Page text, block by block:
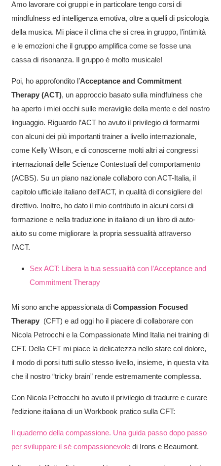
Amo lavorare coi gruppi e in particolare tengo corsi di
mindfulness ed intelligenza emotiva, oltre a quelli di psicologia
della musica. Mi piace il clima che si crea in gruppo, l’intimità
e le emozioni che il gruppo amplifica come se fosse una
cassa di risonanza. Il gruppo è molto musicale!
Poi, ho approfondito l’Acceptance and Commitment
Therapy (ACT), un approccio basato sulla mindfulness che
ha aperto i miei occhi sulle meraviglie della mente e del nostro
linguaggio. Riguardo l’ACT ho avuto il privilegio di formarmi
con alcuni dei più importanti trainer a livello internazionale,
come Kelly Wilson, e di conoscerne molti altri ai congressi
internazionali delle Scienze Contestuali del comportamento
(ACBS). Su un piano nazionale collaboro con ACT-Italia, il
capitolo ufficiale italiano dell’ACT, in qualità di consigliere del
direttivo. Inoltre, ho dato il mio contributo in alcuni corsi di
formazione e nella traduzione in italiano di un libro di auto-
aiuto su come migliorare la propria sessualità attraverso
l’ACT.
Sex ACT: Libera la tua sessualità con l’Acceptance and
Commitment Therapy
Mi sono anche appassionata di Compassion Focused
Therapy (CFT) e ad oggi ho il piacere di collaborare con
Nicola Petrocchi e la Compassionate Mind Italia nei training di
CFT. Della CFT mi piace la delicatezza nello stare col dolore,
il modo di porsi tutti sullo stesso livello, insieme, in questa vita
che il nostro “tricky brain” rende estremamente complessa.
Con Nicola Petrocchi ho avuto il privilegio di tradurre e curare
l’edizione italiana di un Workbook pratico sulla CFT:
Il quaderno della compassione. Una guida passo dopo passo
per sviluppare il sé compassionevoledi Irons e Beaumont.